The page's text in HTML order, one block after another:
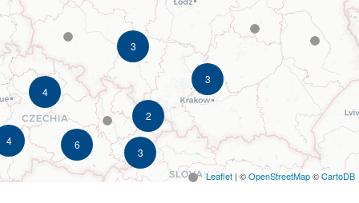
3
3
3
2
4
4
6
Leaflet | ©OpenStreetMap©CartoDB